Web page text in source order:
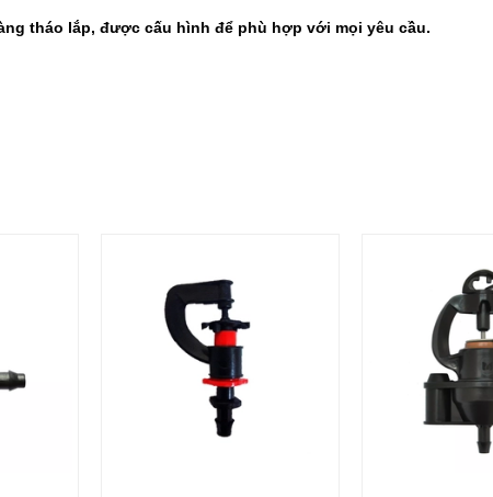
tháo lắp, được cấu hình để phù hợp với mọi yêu cầu.